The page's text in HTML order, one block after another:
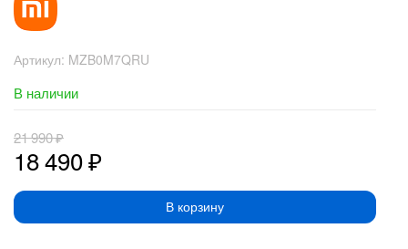
Артикул: MZB0M7QRU
В наличии
18 490₽
21 990₽
В корзину